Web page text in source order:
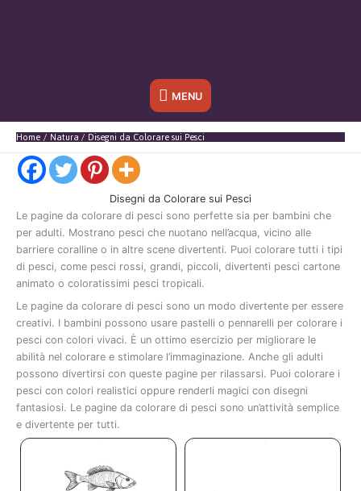
Sotto
l'header
MENU
Home Natura Disegni da Colorare sui Pesci
Disegni da Colorare sui Pesci
Le pagine da colorare di pesci sono perfette sia per bambini che
per adulti. Mostrano pesci che nuotano nell’acqua, vicino alle
barriere coralline o in altre scene divertenti. Puoi colorare tutti i tipi
di pesci, come pesci rossi, grandi, piccoli, divertenti pesci cartone
animato o coloratissimi pesci tropicali.
Le pagine da colorare di pesci sono un modo divertente per essere
creativi. I bambini possono usare pastelli o pennarelli per colorare i
pesci con colori vivaci. È un ottimo esercizio per migliorare le
abilità nel colorare e stimolare l’immaginazione. Anche gli adulti
possono divertirsi con queste pagine per rilassarsi. Puoi colorare i
pesci con colori realistici oppure renderli magici con disegni
fantasiosi. Le pagine da colorare di pesci sono un’attività semplice
e divertente per tutti.